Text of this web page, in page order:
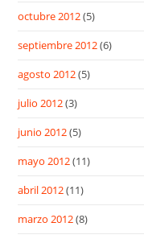
octubre 2012(5)
septiembre 2012(6)
agosto 2012(5)
julio 2012(3)
junio 2012(5)
mayo 2012(11)
abril 2012(11)
marzo 2012(8)